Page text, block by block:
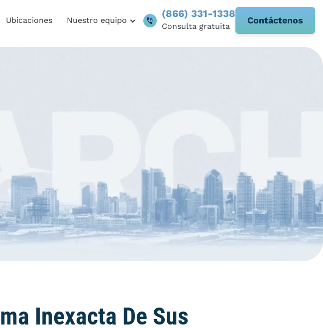
Ubicaciones Nuestro equipo
(866) 331-1338
Consulta gratuita
Contáctenos
La Ley De Horas De
Inexacta De Sus